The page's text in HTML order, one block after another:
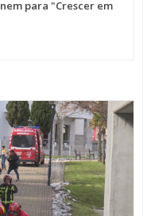
para "Crescer em